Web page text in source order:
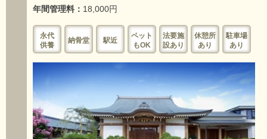
年間管理料： 18,000円
永代
供養
納骨堂 駅近
ペット
もOK
法要施
設あり
休憩所
あり
駐車場
あり